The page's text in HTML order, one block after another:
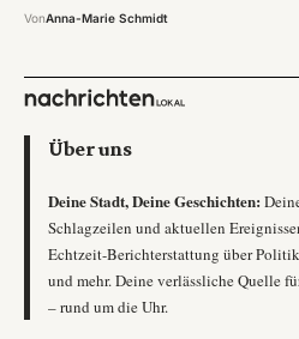
VonAnna-Marie Schmidt
Über uns
Deine Stadt, Deine Geschichten:
Schlagzeilen und aktuellen
Echtzeit-Berichterstattung über
und mehr. Deine verlässliche Quelle
– rund um die Uhr.